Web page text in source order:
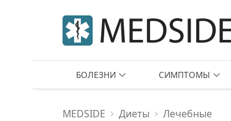
БОЛЕЗНИ СИМПТОМЫ
MEDSIDE Диеты Лечебные